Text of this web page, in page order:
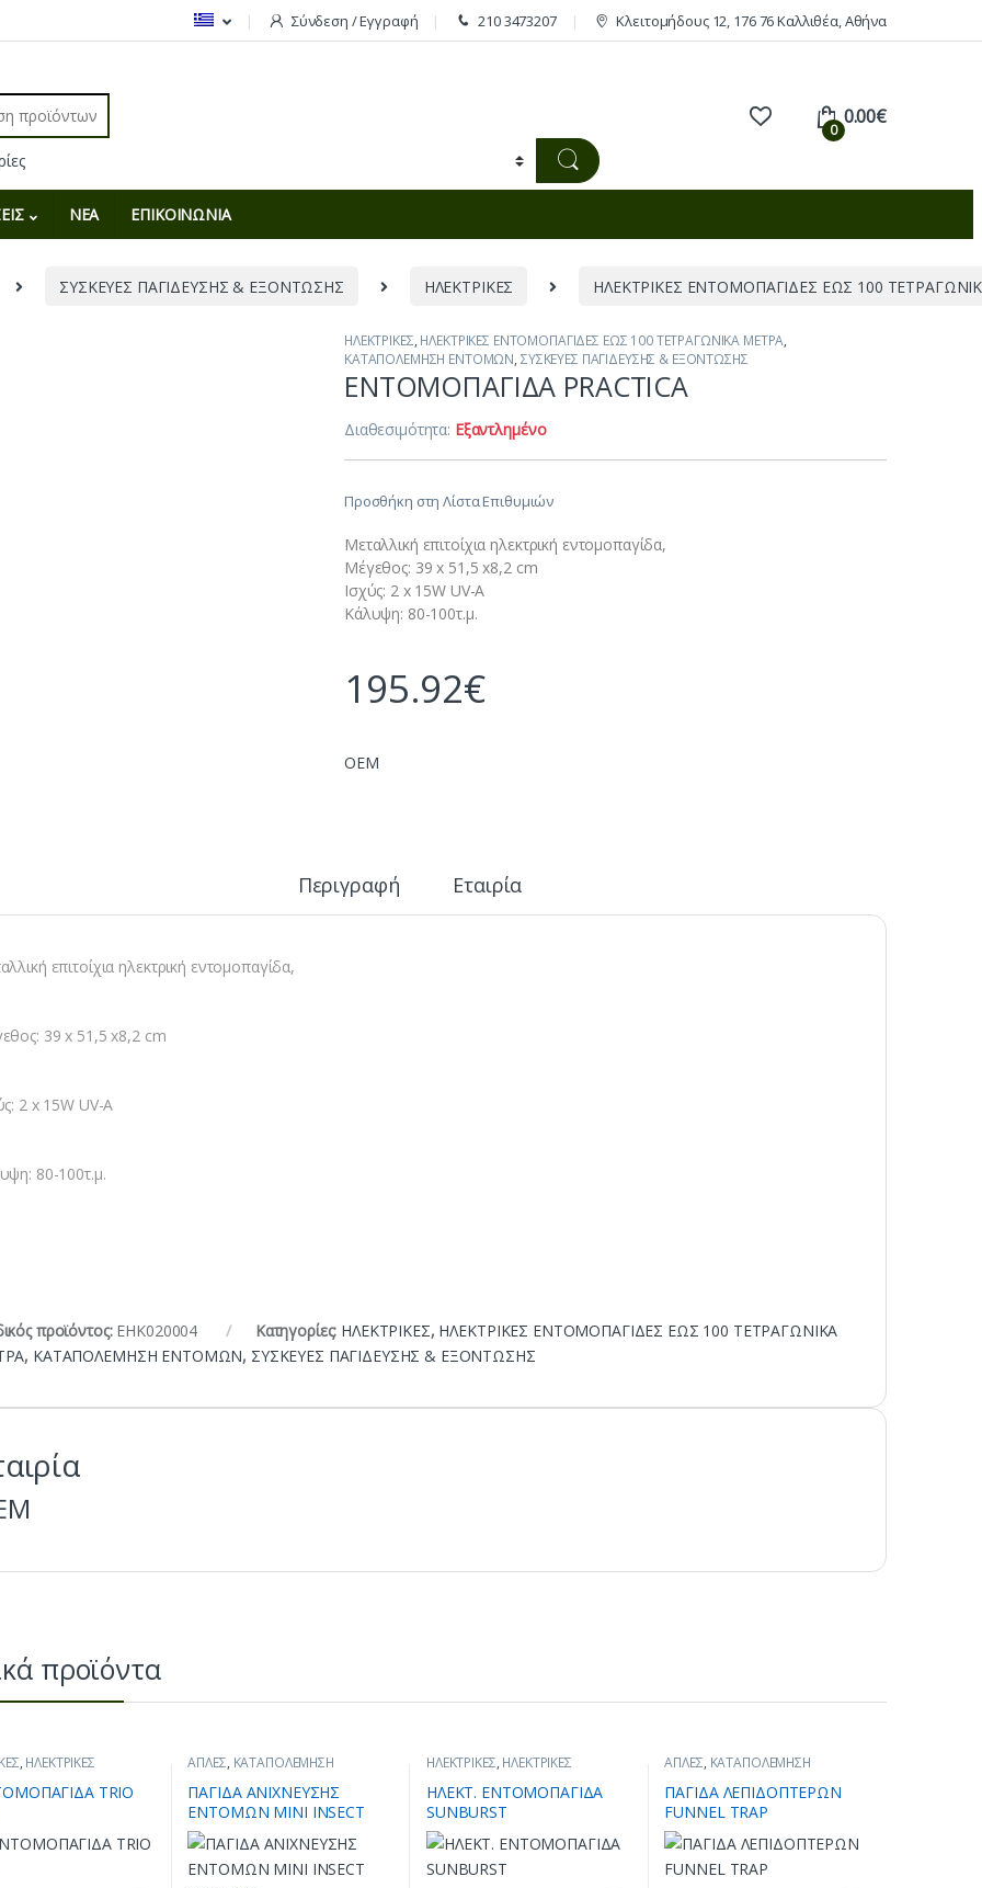
Σύνδεση / Εγγραφή 210 3473207 Κλειτομήδους 12, 176 76 Καλλιθέα, Αθήνα
0
0.00€
ΝΕΑ ΕΠΙΚΟΙΝΩΝΙΑ
ΣΥΣΚΕΥΕΣ ΠΑΓΙΔΕΥΣΗΣ & ΕΞΟΝΤΩΣΗΣ ΗΛΕΚΤΡΙΚΕΣ ΗΛΕΚΤΡΙΚΕΣ ΕΝΤΟΜΟΠΑΓΙΔΕΣ ΕΩΣ 100
ΗΛΕΚΤΡΙΚΕΣ, ΗΛΕΚΤΡΙΚΕΣ ΕΝΤΟΜΟΠΑΓΙΔΕΣ ΕΩΣ 100 ΤΕΤΡΑΓΩΝΙΚΑ ΜΕΤΡΑ,
ΚΑΤΑΠΟΛΕΜΗΣΗ ΕΝΤΟΜΩΝ, ΣΥΣΚΕΥΕΣ ΠΑΓΙΔΕΥΣΗΣ & ΕΞΟΝΤΩΣΗΣ
ΕΝΤΟΜΟΠΑΓΙΔΑ PRACTICA
Διαθεσιμότητα: Εξαντλημένο
Προσθήκη στη Λίστα Επιθυμιών
Μεταλλική επιτοίχια ηλεκτρική εντομοπαγίδα,
Μέγεθος: 39 x 51,5 x8,2 cm
Ισχύς: 2 x 15W UV-A
Κάλυψη: 80-100τ.μ.
195.92€
OEM
Περιγραφή Εταιρία
επιτοίχια ηλεκτρική εντομοπαγίδα,
39 x 51,5 x8,2 cm
2 x 15W UV-A
80-100τ.μ.
προϊόντος: ΕΗΚ020004 Κατηγορίες: ΗΛΕΚΤΡΙΚΕΣ, ΗΛΕΚΤΡΙΚΕΣ ΕΝΤΟΜΟΠΑΓΙΔΕΣ ΕΩΣ 100 ΤΕΤΡΑΓΩΝΙΚΑ
, ΚΑΤΑΠΟΛΕΜΗΣΗ ΕΝΤΟΜΩΝ, ΣΥΣΚΕΥΕΣ ΠΑΓΙΔΕΥΣΗΣ & ΕΞΟΝΤΩΣΗΣ
προϊόντα
, ΗΛΕΚΤΡΙΚΕΣ
ΕΩΣ 100
ΜΕΤΡΑ,
ΕΝΤΟΜΩΝ,
ΜΕ ΕΚΠΤΩΣΗ
ΠΑΓΙΔΕΥΣΗΣ &
TRIO
ΑΠΛΕΣ, ΚΑΤΑΠΟΛΕΜΗΣΗ
ΕΝΤΟΜΩΝ
ΕΝΤΟΜΟΚΤΟΝΑ,ΣΥΣΚΕΥΕΣ
ΠΑΓΙΔΕΥΣΗΣ & ΕΞΟΝΤΩΣΗΣ
ΠΑΓΙΔΑ ΑΝΙΧΝΕΥΣΗΣ
ΕΝΤΟΜΩΝ MINI INSECT
MONITOR
ΗΛΕΚΤΡΙΚΕΣ, ΗΛΕΚΤΡΙΚΕΣ
ΕΝΤΟΜΟΠΑΓΙΔΕΣ ΕΩΣ 100
ΤΕΤΡΑΓΩΝΙΚΑ ΜΕΤΡΑ,
ΚΑΤΑΠΟΛΕΜΗΣΗ ΕΝΤΟΜΩΝ,
ΣΥΣΚΕΥΕΣ ΠΑΓΙΔΕΥΣΗΣ &
ΕΞΟΝΤΩΣΗΣ
ΗΛΕΚΤ. ΕΝΤΟΜΟΠΑΓΙΔΑ
SUNBURST
ΑΠΛΕΣ, ΚΑΤΑΠΟΛΕΜΗΣΗ
ΕΝΤΟΜΩΝ
ΕΝΤΟΜΟΚΤΟΝΑ,ΣΥΣΚΕΥΕΣ
ΠΑΓΙΔΕΥΣΗΣ & ΕΞΟΝΤΩΣΗΣ
ΠΑΓΙΔΑ ΛΕΠΙΔΟΠΤΕΡΩΝ
FUNNEL TRAP